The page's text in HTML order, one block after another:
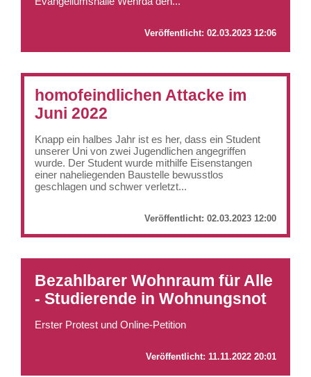
Veröffentlicht:02.03.2023 12:06
homofeindlichen Attacke im
Juni 2022
Knapp ein halbes Jahr ist es her, dass ein Student
unserer Uni von zwei Jugendlichen angegriffen
wurde. Der Student wurde mithilfe Eisenstangen
einer naheliegenden Baustelle bewusstlos
geschlagen und schwer verletzt...
Veröffentlicht:02.03.2023 12:00
Bezahlbarer Wohnraum für Alle
- Studierende in Wohnungsnot
Erster Protest und Online-Petition
Veröffentlicht: 11.11.2022 20:01